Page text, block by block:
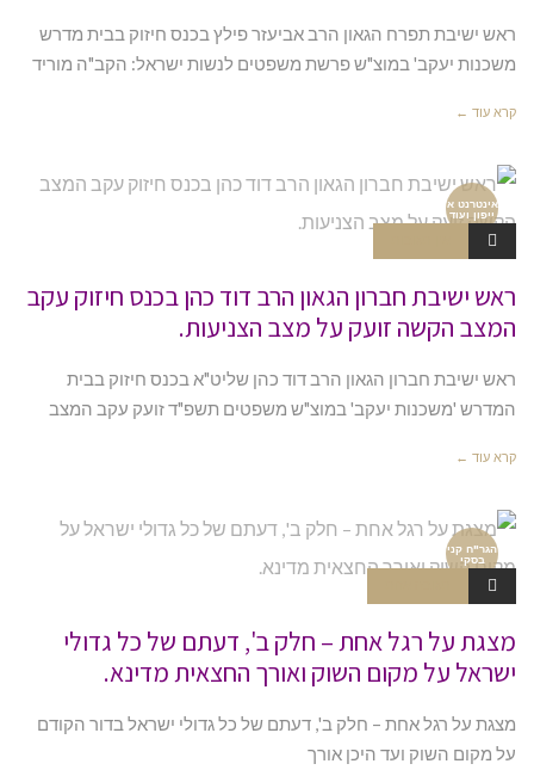
ראש ישיבת תפרח הגאון הרב אביעזר פילץ בכנס חיזוק בבית מדרש
משכנות יעקב' במוצ"ש פרשת משפטים לנשות ישראל: הקב"ה מוריד
קרא עוד ←
אינטרנט א
ייפון ועוד
ראש ישיבת חברון הגאון הרב דוד כהן בכנס חיזוק עקב
המצב הקשה זועק על מצב הצניעות.
ראש ישיבת חברון הגאון הרב דוד כהן שליט"א בכנס חיזוק בבית
המדרש 'משכנות יעקב' במוצ"ש משפטים תשפ"ד זועק עקב המצב
קרא עוד ←
הגר"ח קני
בסקי
מצגת על רגל אחת – חלק ב', דעתם של כל גדולי
ישראל על מקום השוק ואורך החצאית מדינא.
מצגת על רגל אחת – חלק ב', דעתם של כל גדולי ישראל בדור הקודם
על מקום השוק ועד היכן אורך